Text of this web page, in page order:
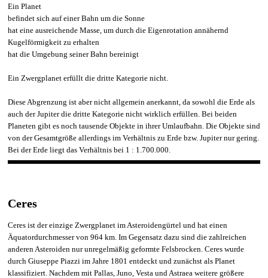
Ein Planet
befindet sich auf einer Bahn um die Sonne
hat eine ausreichende Masse, um durch die Eigenrotation annähernd
Kugelförmigkeit zu erhalten
hat die Umgebung seiner Bahn bereinigt
Ein Zwergplanet erfüllt die dritte Kategorie nicht.
Diese Abgrenzung ist aber nicht allgemein anerkannt, da sowohl die Erde als
auch der Jupiter die dritte Kategorie nicht wirklich erfüllen. Bei beiden
Planeten gibt es noch tausende Objekte in ihrer Umlaufbahn. Die Objekte sind
von der Gesamtgröße allerdings im Verhältnis zu Erde bzw. Jupiter nur gering.
Bei der Erde liegt das Verhältnis bei 1 : 1.700.000.
Ceres
Ceres ist der einzige Zwergplanet im Asteroidengürtel und hat einen
Äquatordurchmesser von 964 km. Im Gegensatz dazu sind die zahlreichen
anderen Asteroiden nur unregelmäßig geformte Felsbrocken. Ceres wurde
durch Giuseppe Piazzi im Jahre 1801 entdeckt und zunächst als Planet
klassifiziert. Nachdem mit Pallas, Juno, Vesta und Astraea weitere größere